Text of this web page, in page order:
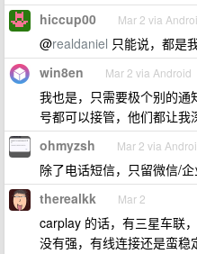
hiccup00 Mar 2 via
@realdaniel 只能说，都是
win8en Mar 2 via Android
我也是，只需要极个别的
号都可以接管，他们都让我
ohmyzsh Mar 2 via
除了电话短信，只留微信/
therealkk Mar 2
carplay 的话，有三星车联
没有强，有线连接还是蛮稳